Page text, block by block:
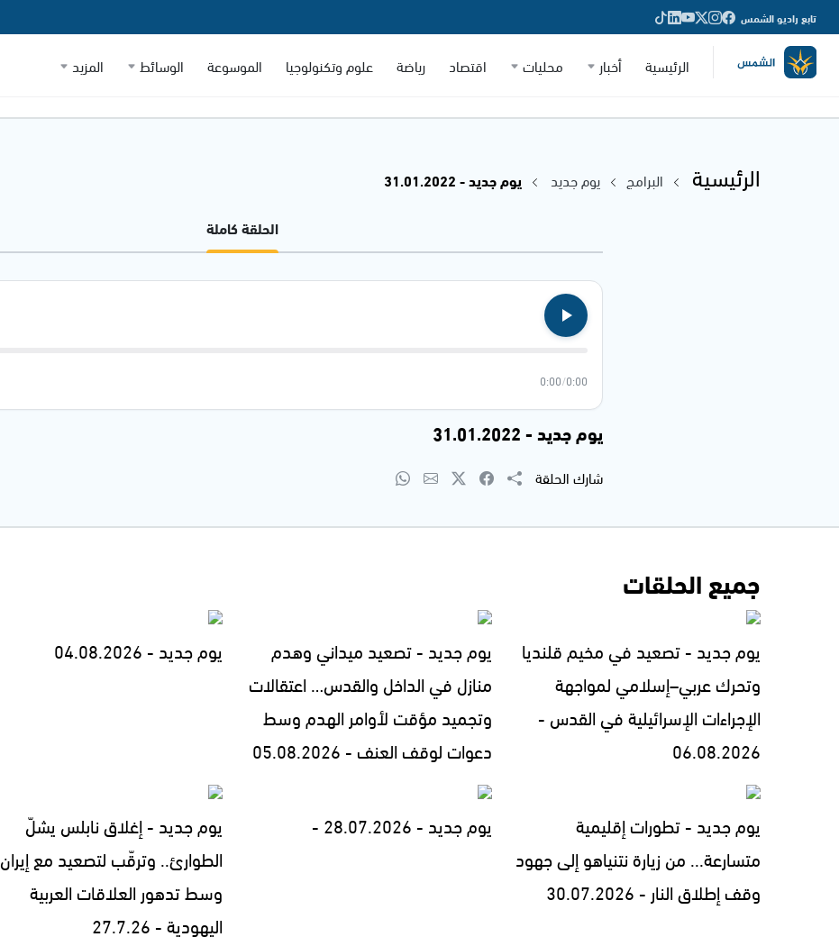
تابع راديو الشمس
الرئيسية أخبار محليات اقتصاد رياضة علوم وتكنولوجيا الموسوعة الوسائط المزيد
الرئيسية البرامج يوم جديد
يوم جديد - 31.01.2022
الحلقة كاملة
0:00
/
0:00
يوم جديد - 31.01.2022
شارك الحلقة
جميع الحلقات
يوم جديد - تصعيد في مخيم قلنديا
وتحرك عربي–إسلامي لمواجهة
الإجراءات الإسرائيلية في القدس -
06.08.2026
يوم جديد - تصعيد ميداني وهدم
منازل في الداخل والقدس… اعتقالات
وتجميد مؤقت لأوامر الهدم وسط
دعوات لوقف العنف - 05.08.2026
يوم جديد - 04.08.2026
يوم جديد - تطورات إقليمية
متسارعة... من زيارة نتنياهو إلى جهود
وقف إطلاق النار - 30.07.2026
يوم جديد - 28.07.2026 -
يوم جديد - إغلاق نابلس يشلّ
الطوارئ.. وترقّب لتصعيد مع إيران
وسط تدهور العلاقات العربية
اليهودية - 27.7.26